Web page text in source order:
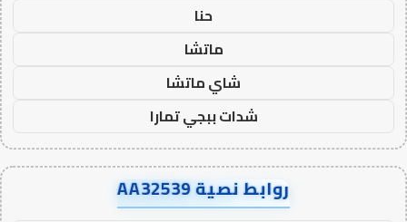
حنا
ماتشا
شاي ماتشا
شدات ببجي تمارا
روابط نصية AA32539